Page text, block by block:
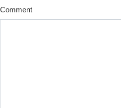
Comment